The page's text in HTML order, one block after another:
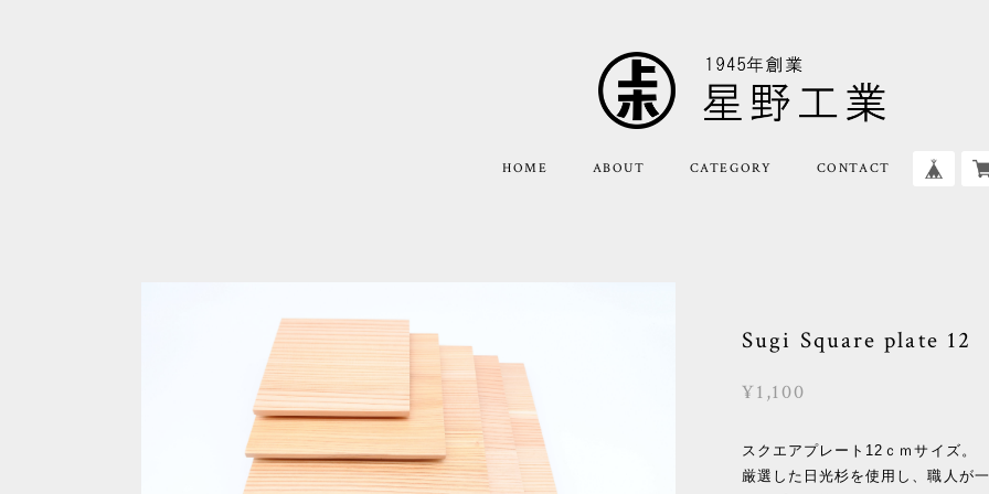
HOME ABOUT CATEGORY CONTACT
Sugi Square plate 12
¥1,100
スクエアプレート12ｃｍサイズ。
厳選した日光杉を使用し、職人が